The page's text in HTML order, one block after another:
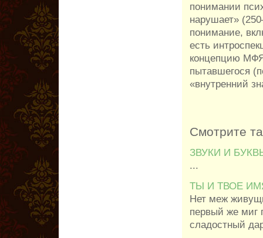
понимании
нарушает»
понимание,
есть
концепцию МФЯ
пытавшегося
«внутренний
Смотрите
ЗВУКИ И
...
ТЫ И ТВОЕ
Нет меж
первый же миг
сладостный